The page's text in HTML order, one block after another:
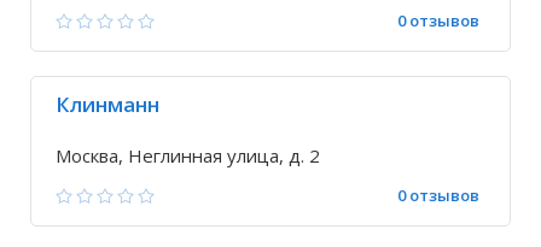
0 отзывов
Клинманн
Москва, Неглинная улица, д. 2
0 отзывов